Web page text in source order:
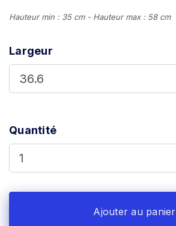
Hauteur min : 35 cm - Hauteur max : 58 cm
Largeur
Quantité
Ajouter au panier